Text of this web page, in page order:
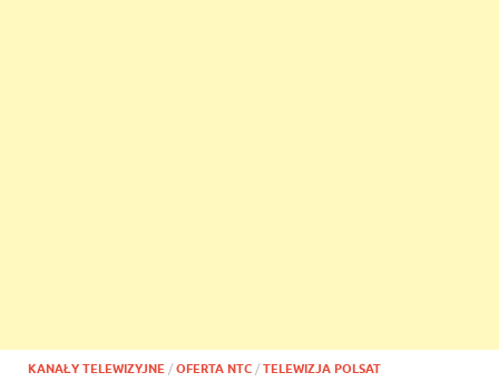
KANAŁY TELEWIZYJNE / OFERTA NTC / TELEWIZJA POLSAT